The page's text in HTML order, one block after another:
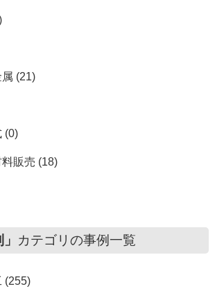
(21)
(0)
販売 (18)
カテゴリの事例一覧
(255)